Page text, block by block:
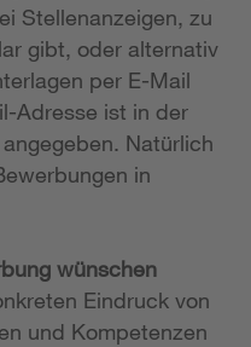
Stellenanzeigen, zu
gibt, oder alternativ
per E-Mail
Adresse ist in der
Natürlich
in
wünschen
Eindruck von
und Kompetenzen